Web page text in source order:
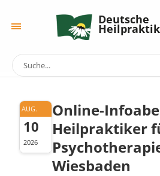
Deutsche
AUG.
10
2026
Online-
Heilpraktiker
Wiesbaden